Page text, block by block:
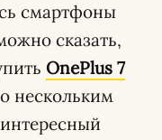
смартфоны
сказать,
OnePlus 7
нескольким